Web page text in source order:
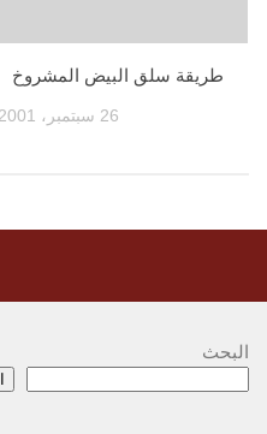
طريقة سلق البيض المشروخ
26 سبتمبر، 2001
البحث